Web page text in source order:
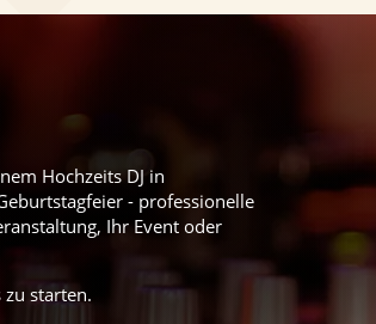
Hochzeits DJ in
- professionelle
Ihr Event oder
zu starten.